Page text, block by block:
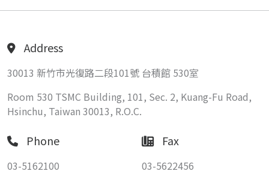
Address
30013 新竹市光復路二段101號 台積館 530室
Room 530 TSMC Building, 101, Sec. 2, Kuang-Fu Road,
Hsinchu, Taiwan 30013, R.O.C.
Phone
03-5162100
Fax
03-5622456